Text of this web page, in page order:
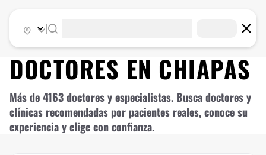
DOCTORES EN CHIAPAS
Más de 4163 doctores y especialistas. Busca doctores y
clínicas recomendadas por pacientes reales, conoce su
experiencia y elige con confianza.